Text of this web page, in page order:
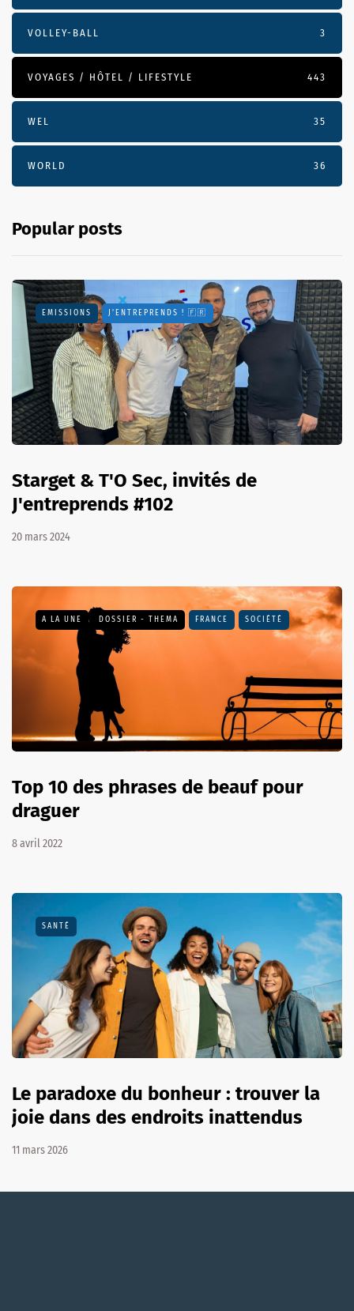
VOLLEY-BALL 3
VOYAGES / HÔTEL / LIFESTYLE 443
WEL 35
WORLD 36
Popular posts
EMISSIONS J'ENTREPRENDS ! 🇫🇷
Starget & T'O Sec, invités de
J'entreprends #102
20 mars 2024
A LA UNE DOSSIER - THEMA FRANCE SOCIÉTÉ
Top 10 des phrases de beauf pour
draguer
8 avril 2022
SANTÉ
Le paradoxe du bonheur : trouver la
joie dans des endroits inattendus
11 mars 2026